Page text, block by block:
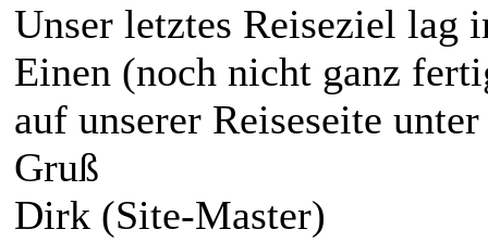
Unser letztes Reiseziel
Einen (noch nicht ganz
auf unserer Reiseseite
Gruß
Dirk (Site-Master)